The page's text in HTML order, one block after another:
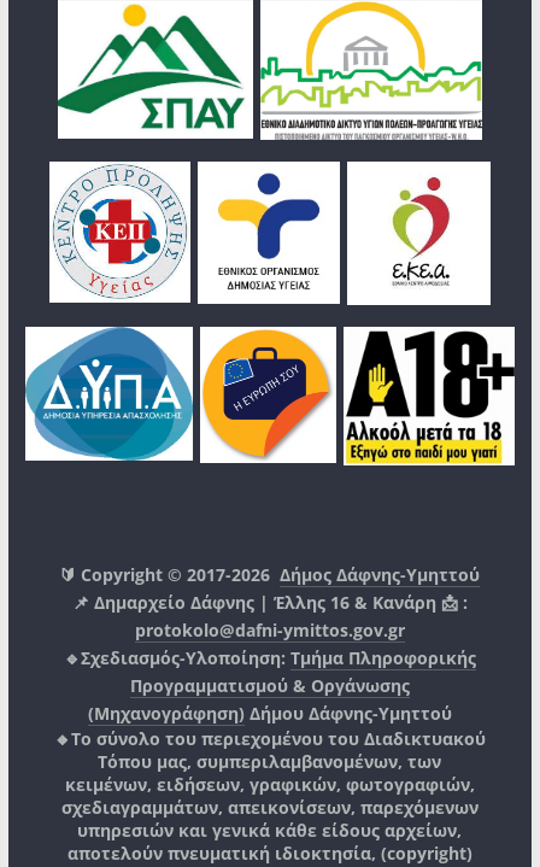
🔰 Copyright © 2017-2026Δήμος Δάφνης-Υμηττού
📌 Δημαρχείο Δάφνης | Έλλης 16 & Κανάρη 📩 :
protokolo@dafni-ymittos.gov.gr
🔹Σχεδιασμός-Υλοποίηση: Τμήμα Πληροφορικής
Προγραμματισμού & Οργάνωσης
(Μηχανογράφηση) Δήμου Δάφνης-Υμηττού
🔸Το σύνολο του περιεχομένου του Διαδικτυακού
Τόπου μας, συμπεριλαμβανομένων, των
κειμένων, ειδήσεων, γραφικών, φωτογραφιών,
σχεδιαγραμμάτων, απεικονίσεων, παρεχόμενων
υπηρεσιών και γενικά κάθε είδους αρχείων,
αποτελούν πνευματική ιδιοκτησία, (copyright)